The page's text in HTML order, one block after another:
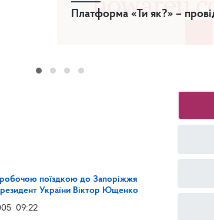
Платформа «Ти як?» –
робочою поїздкою до Запоріжжя
України Віктор Ющенко
09:22